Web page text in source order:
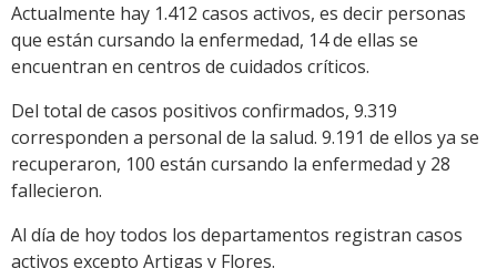
Actualmente hay 1.412 casos activos, es decir personas
que están cursando la enfermedad, 14 de ellas se
encuentran en centros de cuidados críticos.
Del total de casos positivos confirmados, 9.319
corresponden a personal de la salud. 9.191 de ellos ya se
recuperaron, 100 están cursando la enfermedad y 28
fallecieron.
Al día de hoy todos los departamentos registran casos
activos excepto Artigas y Flores.